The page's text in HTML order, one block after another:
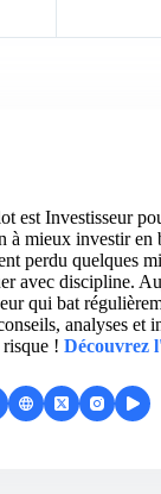
est Investisseur
à mieux investir en
perdu quelques
avec discipline.
qui bat
analyses et
! Découvrez